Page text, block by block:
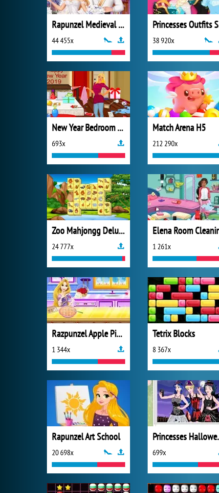
Rapunzel Medieval Wedding
44 455x 38 920x
New Year Bedroom Cleaning
693x
Match Arena H5
212 290x
Zoo Mahjongg Deluxe
24 777x
Elena Room
1 261x
Razpunzel Apple Pie Recipe
1 344x
Tetrix Blocks
8 367x
Rapunzel Art School
20 698x 699x